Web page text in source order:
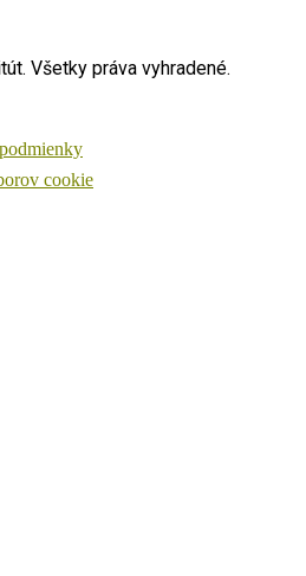
Všetky práva vyhradené.
cookie